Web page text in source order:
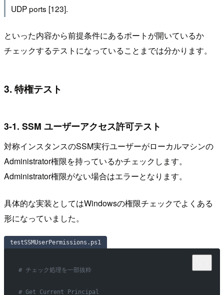
UDP ports [123].
といった内容から前提条件にあるポートが開いているか
チェックするテストになっていることまでは分かります。
3. 特権テスト
3-1. SSM ユーザーアクセス許可テスト
対称インスタンスのSSM実行ユーザーがローカルマシンの
Administrator権限を持っているかチェックします。
Administrator権限がない場合はエラーとなります。
具体的な実装としてはWindowsの権限チェックでよくある
形になっていました。
testSSMUserPermissions.ps1
# チェック処理を一部抜粋
# Get Current Principal